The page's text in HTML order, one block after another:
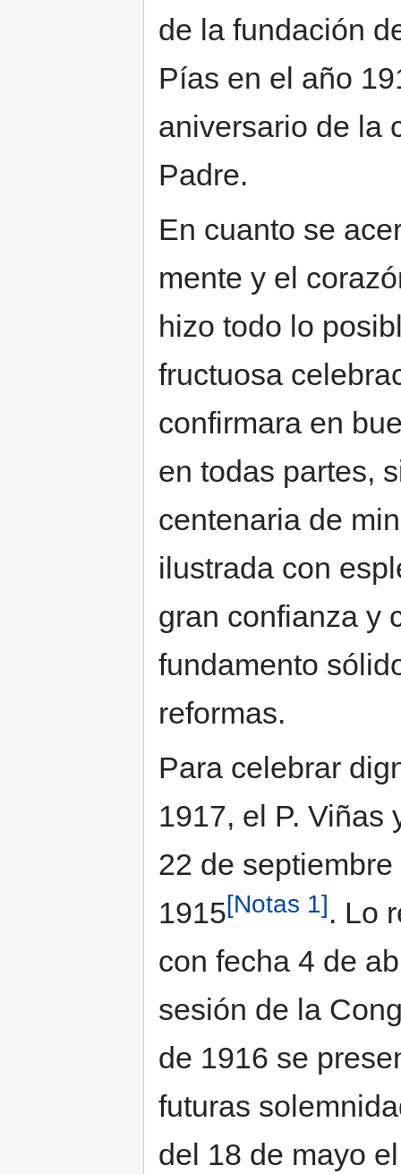
de la fundación
Pías en el año
aniversario de la
Padre.
En cuanto se
mente y el
hizo todo lo
fructuosa
confirmara en
en todas partes,
centenaria de
ilustrada con
gran confianza y
fundamento
reformas.
Para celebrar
1917, el P. Viñas
22 de
1915[Notas 1]. Lo
con fecha 4 de
sesión de la
de 1916 se
futuras
del 18 de mayo